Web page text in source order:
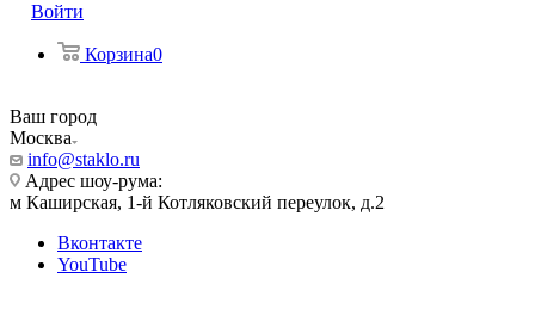
Войти
Корзина0
Ваш город
Москва
info@staklo.ru
Адрес шоу-рума:
м Каширская, 1-й Котляковский переулок, д.2
Вконтакте
YouTube